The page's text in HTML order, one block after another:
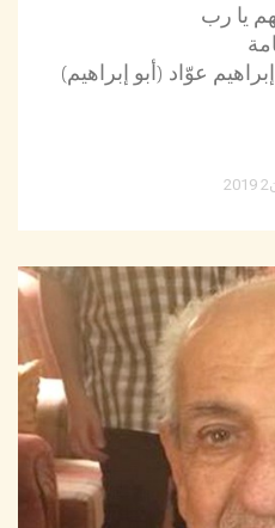
يا رب
عوّاد (أبو إبراهيم)